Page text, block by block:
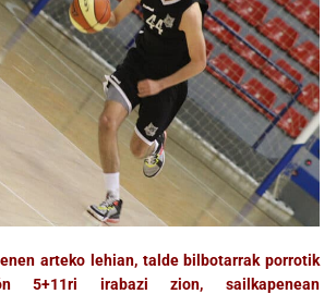
arteko lehian, talde bilbotarrak porrotik
5+11ri irabazi zion, sailkapenean